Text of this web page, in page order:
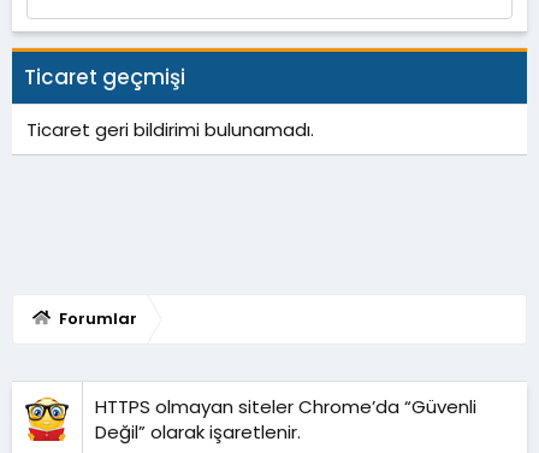
Ticaret geçmişi
Ticaret geri bildirimi bulunamadı.
Forumlar
HTTPS olmayan siteler Chrome’da “Güvenli
Değil” olarak işaretlenir.